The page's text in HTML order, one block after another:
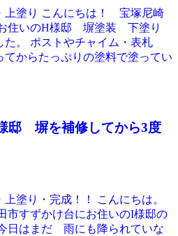
塗り こんにちは！ 宝塚尼崎
お住いのH様邸 塀塗装 下塗り
。 ポストやチャイム・表札
からたっぷりの塗料で塗ってい
邸 塀を補修してから3度
塗り・完成！！ こんにちは。
すずかけ台にお住いのI様邸の
日はまだ 雨にも降られていな